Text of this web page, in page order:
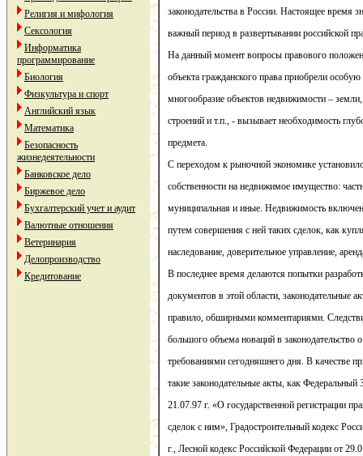
Религия и мифология
Сексология
Информатика
программирование
Биология
Физкультура и спорт
Английский язык
Математика
Безопасность
жизнедеятельности
Банковское дело
Биржевое дело
Бухгалтерский учет и аудит
Валютные отношения
Ветеринария
Делопроизводство
Кредитование
законодательства в России. Настоящее время
важный период в развертывании российской
На данный момент вопросы правового
объекта гражданского права приобрели
многообразие объектов недвижимости –
строений и т.п., - вызывает необходимость
предмета.
С переходом к рыночной экономике
собственности на недвижимое имущество:
муниципальная и иные. Недвижимость
путем совершения с ней таких сделок, как
наследование, доверительное управление,
В последнее время делаются попытки
документов в этой области, законодательные
правило, обширными комментариями.
большого объема новаций в законодательство
требованиями сегодняшнего дня. В качестве
такие законодательные акты, как Федеральный
21.07.97 г. «О государственной регистрации
сделок с ним», Градостроительный кодекс
г., Лесной кодекс Российской Федерации от